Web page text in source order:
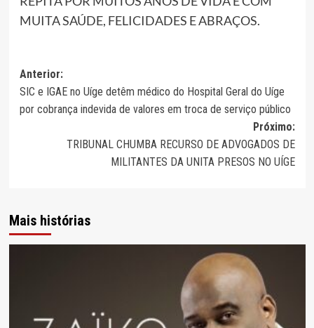
MUITA SAÚDE, FELICIDADES E ABRAÇOS.
Navegação
de
artigos
Anterior:
SIC e IGAE no Uíge detêm médico do Hospital Geral do Uíge
por cobrança indevida de valores em troca de serviço público
Próximo:
TRIBUNAL CHUMBA RECURSO DE ADVOGADOS DE
MILITANTES DA UNITA PRESOS NO UÍGE
Mais histórias